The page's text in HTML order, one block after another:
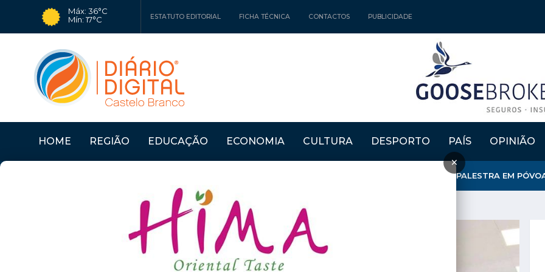
Máx: 36°C
Mín: 17°C
ESTATUTO EDITORIAL FICHA TÉCNICA CONTACTOS PUBLICIDADE
HOME REGIÃO EDUCAÇÃO ECONOMIA CULTURA DESPORTO PAÍS OPINIÃO
×
CASTELO BRANCO: «A ENERGIA DO VENTO E DA ÁGUA» TEMA DE PALESTRA EM